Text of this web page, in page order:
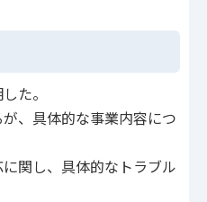
た。
、具体的な事業内容につ
関し、具体的なトラブル